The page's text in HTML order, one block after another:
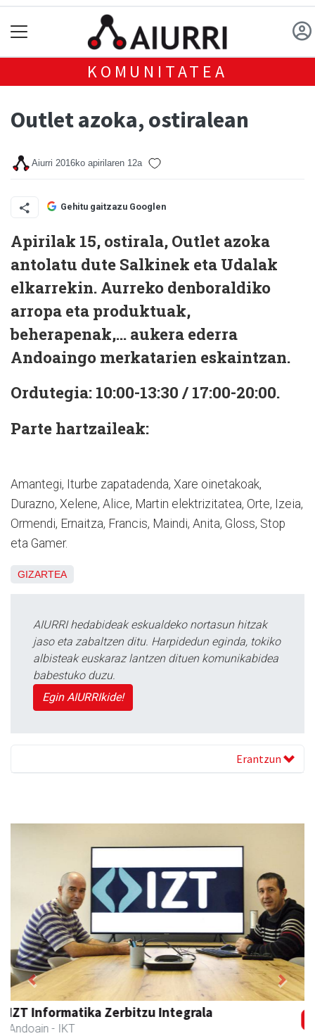
KOMUNITATEA
Outlet azoka, ostiralean
Aiurri 2016ko apirilaren 12a
Gehitu gaitzazu Googlen
Apirilak 15, ostirala, Outlet azoka
antolatu dute Salkinek eta Udalak
elkarrekin. Aurreko denboraldiko
arropa eta produktuak,
beherapenak,... aukera ederra
Andoaingo merkatarien eskaintzan.
Ordutegia: 10:00-13:30 / 17:00-20:00.
Parte hartzaileak:
Amantegi, Iturbe zapatadenda, Xare oinetakoak,
Durazno, Xelene, Alice, Martin elektrizitatea, Orte, Izeia,
Ormendi, Ernaitza, Francis, Maindi, Anita, Gloss, Stop
eta Gamer.
GIZARTEA
AIURRI hedabideak eskualdeko nortasun hitzak
jaso eta zabaltzen ditu. Harpidedun eginda, tokiko
albisteak euskaraz lantzen dituen komunikabidea
babestuko duzu.
Egin AIURRIkide!
Erantzun
Iturri-Ondo jatetxea
Asteasu - Jatetxeak
Previous Next